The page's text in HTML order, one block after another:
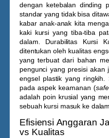
dengan ketebalan dinding
standar yang tidak bisa
kabar anak-anak kita
kaki kursi yang tiba-tiba
dalam. Durabilitas Kursi
ditentukan oleh kualitas
yang terbuat dari bahan
pengunci yang presisi akan
engsel plastik yang
pada aspek keamanan (
adalah poin krusial yang
sebuah kursi masuk ke
Efisiensi Anggaran
vs Kualitas